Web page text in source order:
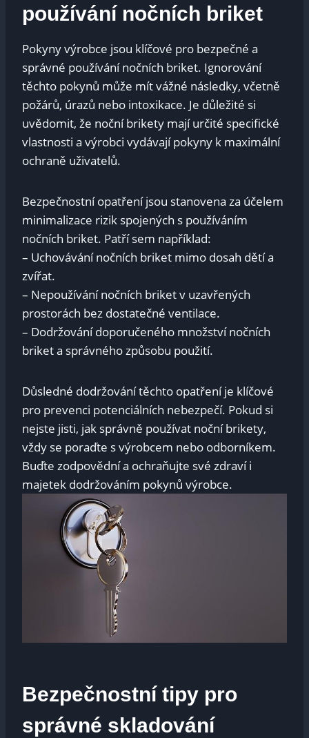
používání nočních briket
Pokyny výrobce jsou klíčové pro bezpečné a
správné používání nočních briket. Ignorování
těchto pokynů může mít vážné následky, včetně
požárů, úrazů nebo intoxikace. Je důležité si
uvědomit, že noční brikety mají určité specifické
vlastnosti a výrobci vydávají pokyny k maximální
ochraně uživatelů.
Bezpečnostní opatření jsou stanovena za účelem
minimalizace rizik spojených s používáním
nočních briket. Patří sem například:
– Uchovávání nočních briket mimo dosah dětí a
zvířat.
– Nepoužívání nočních briket v uzavřených
prostorách bez dostatečné ventilace.
– Dodržování doporučeného množství nočních
briket a správného způsobu použití.
Důsledné dodržování těchto opatření je klíčové
pro prevenci potenciálních nebezpečí. Pokud si
nejste jisti, jak správně používat noční brikety,
vždy se poraďte s výrobcem nebo odborníkem.
Buďte zodpovědní a ochraňujte své zdraví i
majetek dodržováním pokynů výrobce.
Bezpečnostní tipy pro
správné skladování